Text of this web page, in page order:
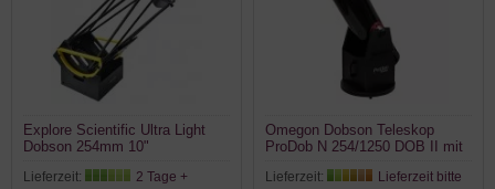
Explore Scientific Ultra Light
Dobson 254mm 10"
Lieferzeit:
2 Tage +
Omegon Dobson Teleskop
ProDob N 254/1250 DOB II mit
Lieferzeit:
Lieferzeit bitte